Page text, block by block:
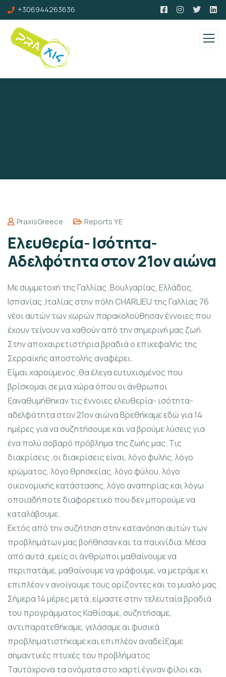
+306944263636
PraxisGreece Reports YE
Ελευθερία- Ισότητα-
Αδελφότητα στον 21ον αιώνα
Με συμμετοχή της Γαλλίας ,Βουλγαρίας, Ελλάδος,
Ισπανίας ,Ιταλίας στην πόλη CHARLIEU της Γαλλίας 76
νέοι αυτών των χωρών παρακολούθησαν έννοιες που
έχουν τείνουν να χαθούν από την σημερινή μας ζωή.
Στην αποχαιρετιστήρια βραδιά ο επικεφαλής της
Σερραϊκής αποστολής αναφέρει.
Είμαι χαρούμενος ,θα έλεγα ευτυχισμένος που
βρίσκομαι σε μια χώρα όπου οι άνθρωποι
ξαναθυμήθηκαν τις έννοιες ελευθερία- ισότητα-
αδελφότητα στον 21ον αιώνα Βρεθήκαμε εδώ για 14
ημέρες για να συζητήσουμε και να βρούμε λύσεις για
ένα πολύ σοβαρό πρόβλημα της ζωής μας. Τις
διακρίσεις ,οι διακρίσεις είναι, λόγο φυλής, λόγο
χρώματος, λόγο θρησκείας, λόγο φύλου, λόγο
οικονομικής κατάστασης, λόγο αναπηρίας και λόγω
οποιαδήποτε διαφορετικό που δεν μπορούμε να
καταλάβουμε.
Εκτός από την συζήτηση στην κατανόηση αυτών των
προβλημάτων μας βοήθησαν και τα παιχνίδια. Μέσα
από αυτά ,εμείς οι άνθρωποι μαθαίνουμε να
περιπατάμε, μαθαίνουμε να γράφουμε, να μετράμε κι
επιπλέον ν ανοίγουμε τους ορίζοντες και το μυαλό μας.
Σήμερα 14 μέρες μετά ,είμαστε στην τελευταία βραδιά
του προγράμματος Καθίσαμε, συζητήσαμε,
αντιπαρατεθήκαμε, γελάσαμε αι φυσικά
προβληματιστήκαμε και επιπλέον αναδείξαμε
σημαντικές πτυχές του προβλήματος
Ταυτόχρονα τα ονόματα στο χαρτί έγιναν φίλοι και